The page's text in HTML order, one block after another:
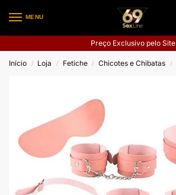
MENU
Preço Exclusivo pelo Site
Início / Loja / Fetiche / Chicotes e Chibatas /